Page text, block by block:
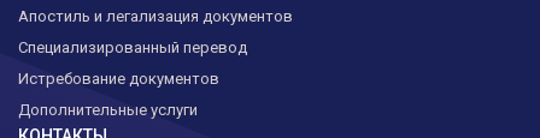
Апостиль и легализация документов
Специализированный перевод
Истребование документов
Дополнительные услуги